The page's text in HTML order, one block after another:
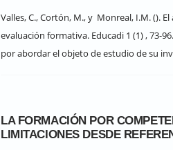
Valles, C., Cortón, M., y Monreal, I.M. ().
evaluación formativa. Educadi 1 (1) , 73-
por abordar el objeto de estudio de su
LA FORMACIÓN POR
LIMITACIONES DESDE